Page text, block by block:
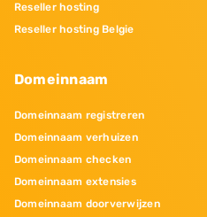
Reseller hosting
Reseller hosting Belgie
Domeinnaam
Domeinnaam registreren
Domeinnaam verhuizen
Domeinnaam checken
Domeinnaam extensies
Domeinnaam doorverwijzen